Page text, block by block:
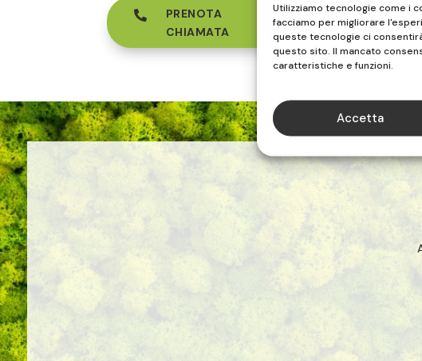
Utilizziamo tecnologie come i
facciamo per migliorare
queste tecnologie ci
questo sito. Il mancato
caratteristiche e funzioni.
Accetta

PRENOTA
CHIAMATA